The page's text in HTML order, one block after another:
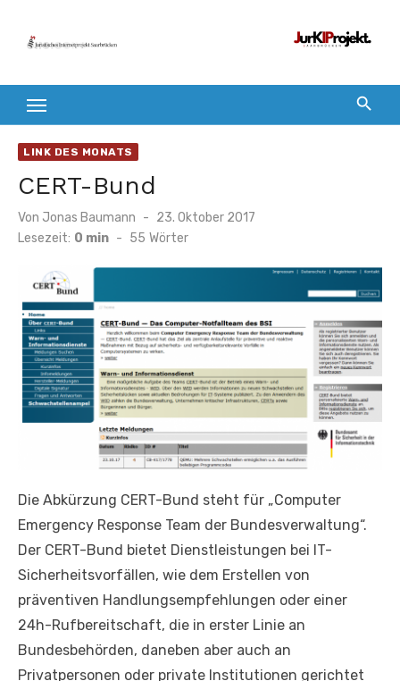
Inhalt
LINK DES MONATS
CERT-Bund
Von Jonas Baumann
Veröffentlicht
am
23. Oktober 2017
Lesezeit: 0 min - 55 Wörter
Die Abkürzung CERT-Bund steht für „Computer
Emergency Response Team der Bundesverwaltung“.
Der CERT-Bund bietet Dienstleistungen bei IT-
Sicherheitsvorfällen, wie dem Erstellen von
präventiven Handlungsempfehlungen oder einer
24h-Rufbereitschaft, die in erster Linie an
Bundesbehörden, daneben aber auch an
Privatpersonen oder private Institutionen gerichtet